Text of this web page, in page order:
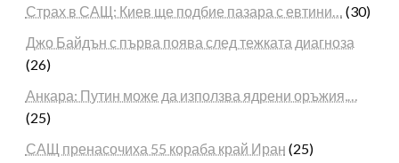
Страх в САЩ: Киев ще подбие пазара с евтини… (30)
Джо Байдън с първа поява след тежката диагноза
(26)
Анкара: Путин може да използва ядрени оръжия,…
(25)
САЩ пренасочиха 55 кораба край Иран (25)